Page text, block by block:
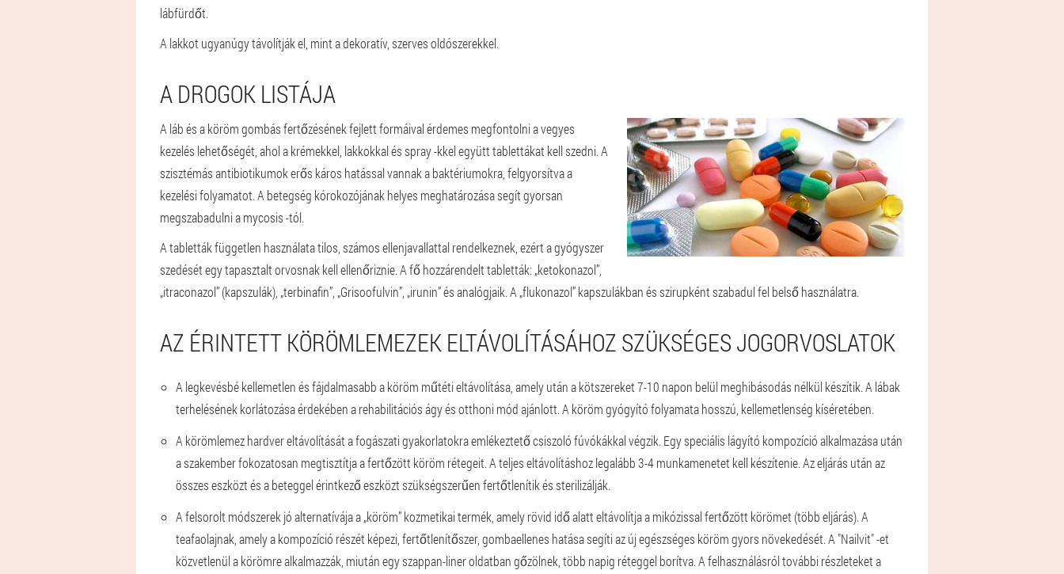
lábfürdőt.
A lakkot ugyanúgy távolítják el, mint a dekoratív, szerves oldószerekkel.
A DROGOK LISTÁJA
A láb és a köröm gombás fertőzésének fejlett formáival érdemes megfontolni a vegyes
kezelés lehetőségét, ahol a krémekkel, lakkokkal és spray -kkel együtt tablettákat kell szedni. A
szisztémás antibiotikumok erős káros hatással vannak a baktériumokra, felgyorsítva a
kezelési folyamatot. A betegség kórokozójának helyes meghatározása segít gyorsan
megszabadulni a mycosis -tól.
A tabletták független használata tilos, számos ellenjavallattal rendelkeznek, ezért a gyógyszer
szedését egy tapasztalt orvosnak kell ellenőriznie. A fő hozzárendelt tabletták: „ketokonazol”,
„itraconazol” (kapszulák), „terbinafin”, „Grisoofulvin”, „irunin” és analógjaik. A „flukonazol” kapszulákban és szirupként szabadul fel belső használatra.
AZ ÉRINTETT KÖRÖMLEMEZEK ELTÁVOLÍTÁSÁHOZ SZÜKSÉGES JOGORVOSLATOK
A legkevésbé kellemetlen és fájdalmasabb a köröm műtéti eltávolítása, amely után a kötszereket 7-10 napon belül meghibásodás nélkül készítik. A lábak
terhelésének korlátozása érdekében a rehabilitációs ágy és otthoni mód ajánlott. A köröm gyógyító folyamata hosszú, kellemetlenség kíséretében.
A körömlemez hardver eltávolítását a fogászati gyakorlatokra emlékeztető csiszoló fúvókákkal végzik. Egy speciális lágyító kompozíció alkalmazása után
a szakember fokozatosan megtisztítja a fertőzött köröm rétegeit. A teljes eltávolításhoz legalább 3-4 munkamenetet kell készítenie. Az eljárás után az
összes eszközt és a beteggel érintkező eszközt szükségszerűen fertőtlenítik és sterilizálják.
A felsorolt módszerek jó alternatívája a „köröm” kozmetikai termék, amely rövid idő alatt eltávolítja a mikózissal fertőzött körömet (több eljárás). A
teafaolajnak, amely a kompozíció részét képezi, fertőtlenítőszer, gombaellenes hatása segíti az új egészséges köröm gyors növekedését. A "Nailvit" -et
közvetlenül a körömre alkalmazzák, miután egy szappan-liner oldatban gőzölnek, több napig réteggel borítva. A felhasználásról további részleteket a